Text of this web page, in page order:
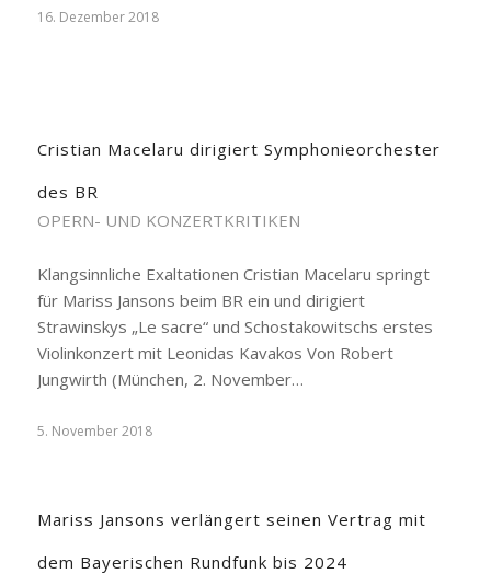
16. Dezember 2018
Cristian Macelaru dirigiert Symphonieorchester
des BR
OPERN- UND KONZERTKRITIKEN
Klangsinnliche Exaltationen Cristian Macelaru springt
für Mariss Jansons beim BR ein und dirigiert
Strawinskys „Le sacre“ und Schostakowitschs erstes
Violinkonzert mit Leonidas Kavakos Von Robert
Jungwirth (München, 2. November…
5. November 2018
Mariss Jansons verlängert seinen Vertrag mit
dem Bayerischen Rundfunk bis 2024